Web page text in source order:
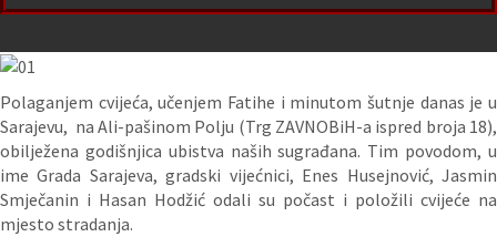
Polaganjem cvijeća, učenjem Fatihe i minutom šutnje danas je u
Sarajevu, na Ali-pašinom Polju (Trg ZAVNOBiH-a ispred broja 18),
obilježena godišnjica ubistva naših sugrađana. Tim povodom, u
ime Grada Sarajeva, gradski vijećnici, Enes Husejnović, Jasmin
Smječanin i Hasan Hodžić odali su počast i položili cvijeće na
mjesto stradanja.